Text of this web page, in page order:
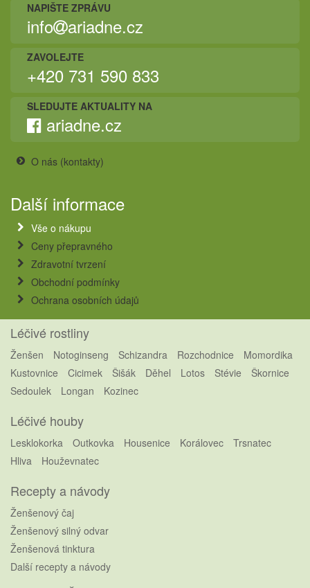
NAPIŠTE ZPRÁVU
info ariadne.cz
ZAVOLEJTE
+420 731 590 833
SLEDUJTE AKTUALITY NA
ariadne.cz
O nás (kontakty)
Další informace
Vše o nákupu
Ceny přepravného
Zdravotní tvrzení
Obchodní podmínky
Ochrana osobních údajů
Léčivé rostliny
Ženšen Notoginseng Schizandra Rozchodnice
Momordika
Kustovnice
Cicimek Šišák Děhel Lotos Stévie
Škornice
Sedoulek
Longan Kozinec
Léčivé houby
Lesklokorka Outkovka Housenice Korálovec
Trsnatec
Hliva
Houževnatec
Recepty a návody
Ženšenový čaj
Ženšenový silný odvar
Ženšenová tinktura
Další recepty a návody